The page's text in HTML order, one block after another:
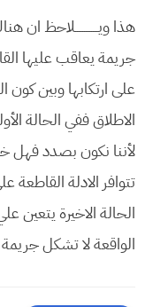
هذا
جريمة يعاقب عليها
على ارتكابها وبين
الاطلاق ففي الحالة
لأننا نكون بصدد فهل
تتوافر الادلة القاطعة
الحالة الاخيرة يتعين
الواقعة لا تشكل